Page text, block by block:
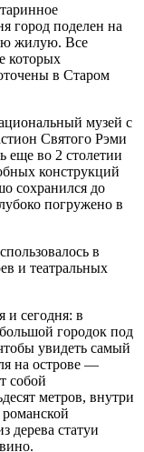
город поделен на
жилую. Все
которых
в Старом
музей с
Святого Рэми
еще во 2 столетии
конструкций
сохранился до
погружено в
в
и театральных
и сегодня: в
городок под
увидеть самый
на острове —
собой
метров, внутри
дерева статуи